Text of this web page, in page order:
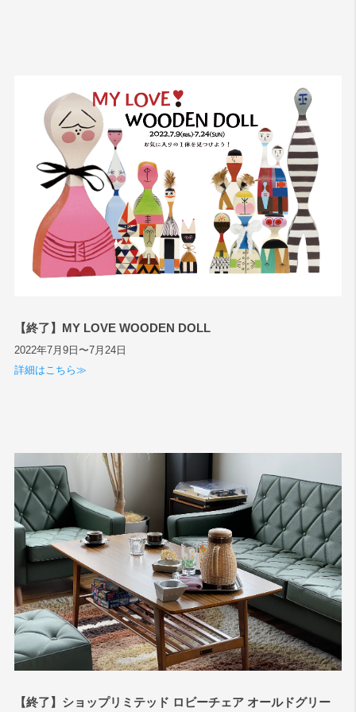
【終了】MY LOVE WOODEN DOLL
2022年7月9日〜7月24日
詳細はこちら≫
【終了】ショップリミテッド ロビーチェア オールドグリー